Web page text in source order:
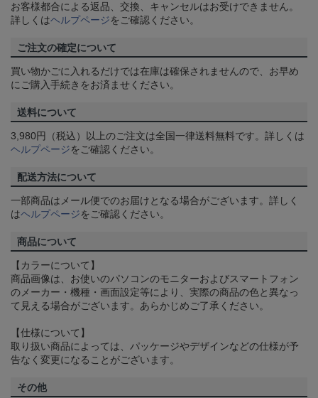
お客様都合による返品、交換、キャンセルはお受けできません。
詳しくはヘルプページをご確認ください。
ご注文の確定について
買い物かごに入れるだけでは在庫は確保されませんので、お早め
にご購入手続きをお済ませください。
送料について
3,980円（税込）以上のご注文は全国一律送料無料です。詳しくは
ヘルプページをご確認ください。
配送方法について
一部商品はメール便でのお届けとなる場合がございます。詳しく
はヘルプページをご確認ください。
商品について
【カラーについて】
商品画像は、お使いのパソコンのモニターおよびスマートフォン
のメーカー・機種・画面設定等により、実際の商品の色と異なっ
て見える場合がございます。あらかじめご了承ください。
【仕様について】
取り扱い商品によっては、パッケージやデザインなどの仕様が予
告なく変更になることがございます。
その他